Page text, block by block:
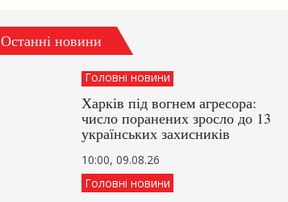
Останні новини
Головні новини
Харків під вогнем агресора:
число поранених зросло до 13
українських захисників
10:00, 09.08.26
Головні новини